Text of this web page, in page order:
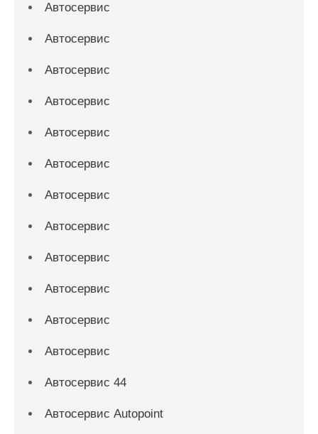
Автосервис
Автосервис
Автосервис
Автосервис
Автосервис
Автосервис
Автосервис
Автосервис
Автосервис
Автосервис
Автосервис
Автосервис
Автосервис 44
Автосервис Autopoint